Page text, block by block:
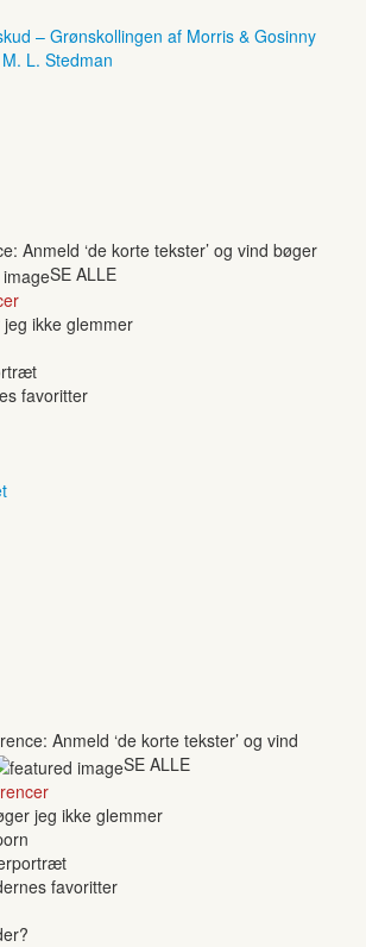
– Grønskollingen af Morris & Gosinny
L. Stedman
Anmeld ‘de korte tekster’ og vind bøger
SE ALLE
ikke glemmer
favoritter
Anmeld ‘de korte tekster’ og vind
SE ALLE
jeg ikke glemmer
favoritter